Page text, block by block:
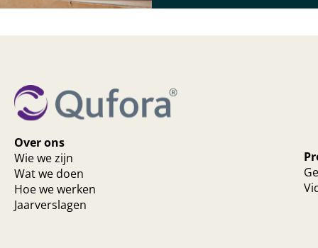
Over ons
Wie we zijn
Wat we doen
Hoe we werken
Jaarverslagen